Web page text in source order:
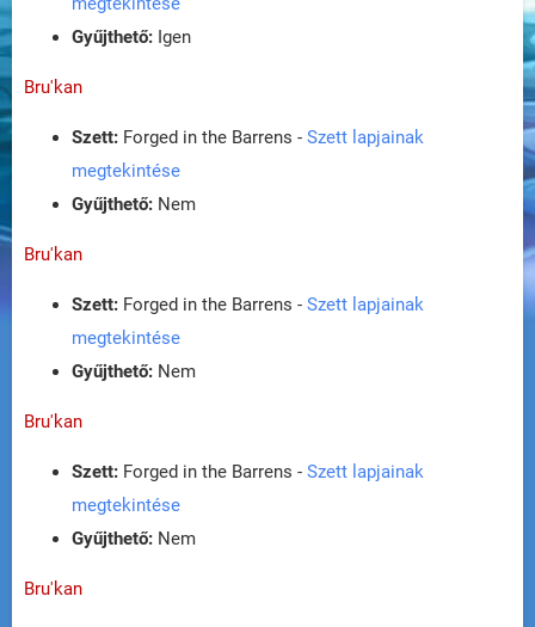
Gyűjthető: Igen
Bru'kan
Szett: Forged in the Barrens - Szett lapjainak
megtekintése
Gyűjthető: Nem
Bru'kan
Szett: Forged in the Barrens - Szett lapjainak
megtekintése
Gyűjthető: Nem
Bru'kan
Szett: Forged in the Barrens - Szett lapjainak
megtekintése
Gyűjthető: Nem
Bru'kan